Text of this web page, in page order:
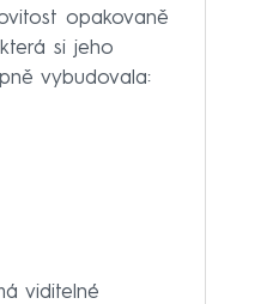
opakovaně
si jeho
vybudovala:
viditelné